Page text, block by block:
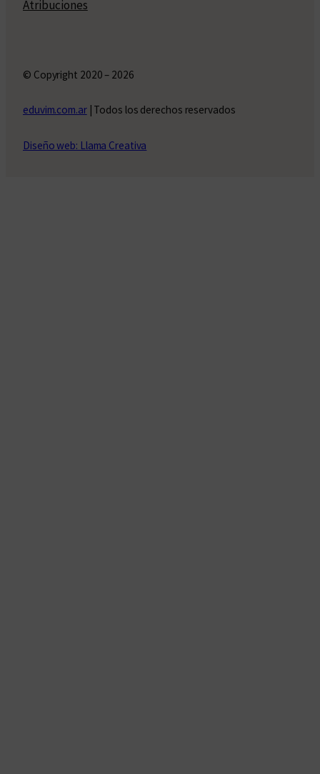
Atribuciones
© Copyright 2020 – 2026
eduvim.com.ar| Todos los derechos reservados
Diseño web: Llama Creativa